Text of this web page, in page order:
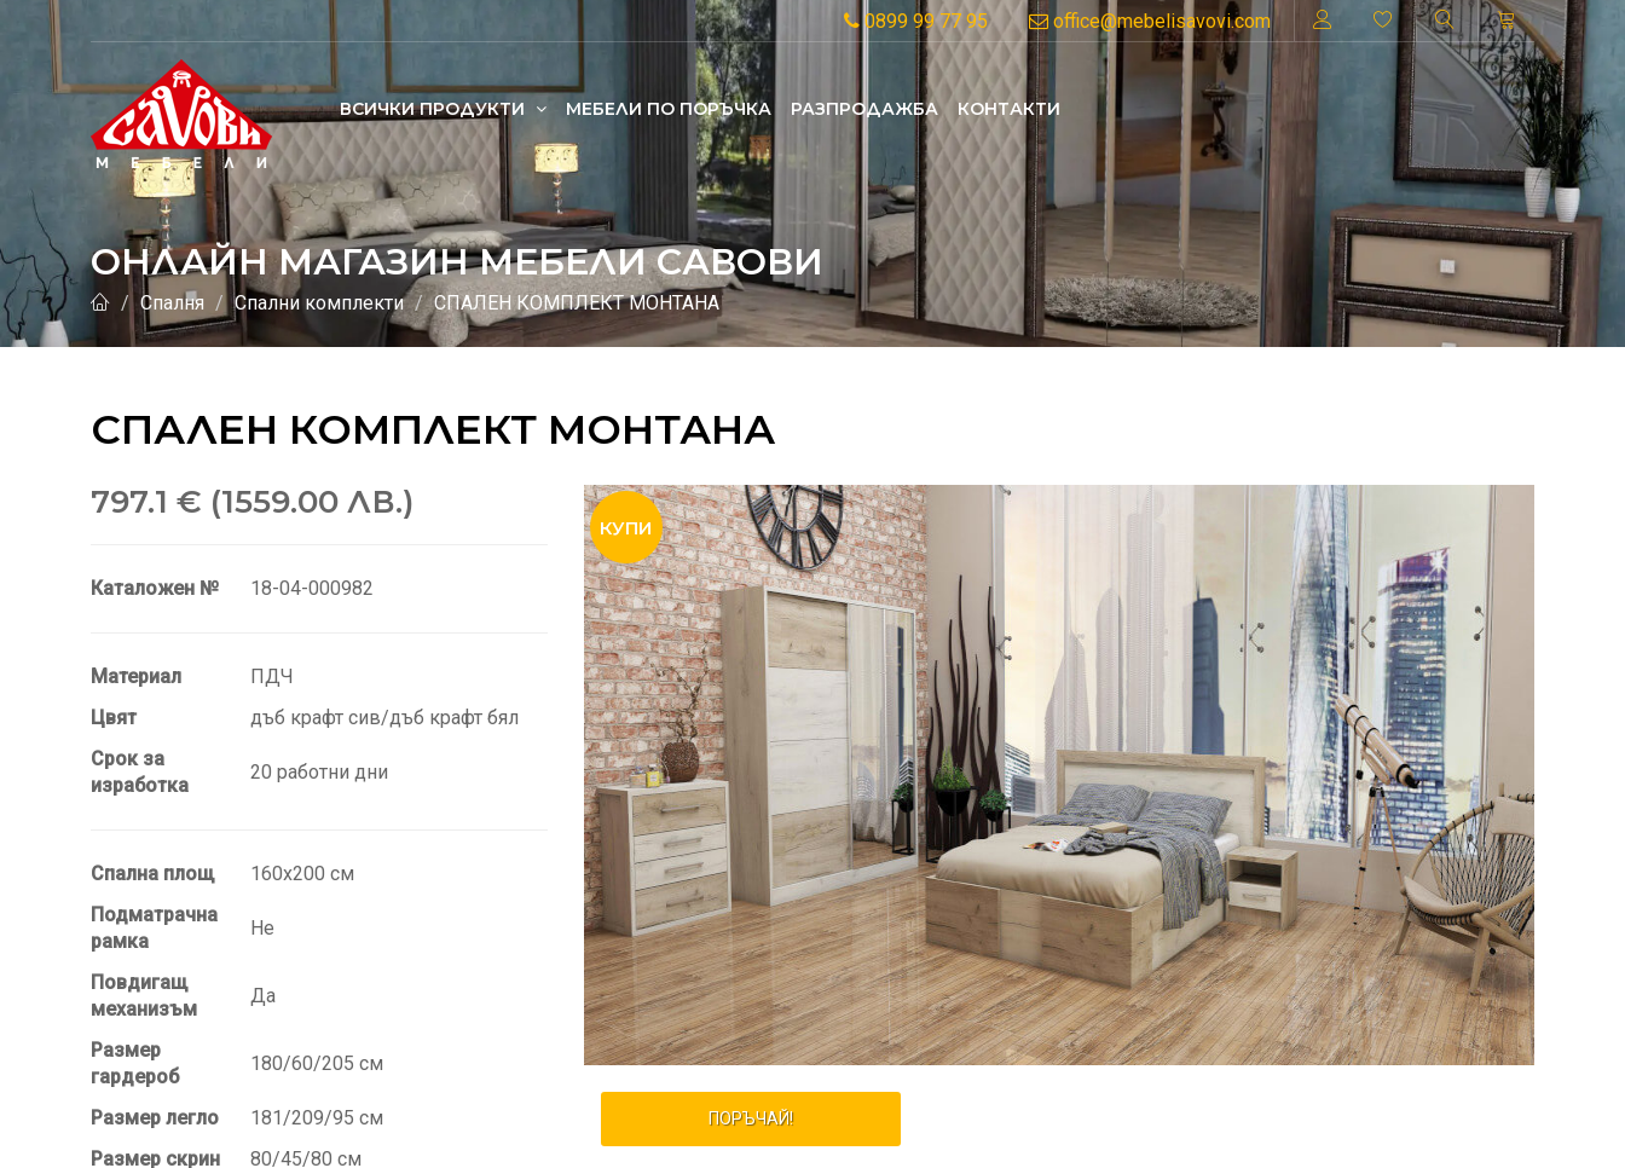
0899 99 77 95 office@mebelisavovi.com
ВСИЧКИ ПРОДУКТИ MЕБЕЛИ ПО ПОРЪЧКА РАЗПРОДАЖБА КОНТАКТИ
ОНЛАЙН МАГАЗИН МЕБЕЛИ САВОВИ
Спалня Спални комплекти СПАЛЕН КОМПЛЕКТ МОНТАНА
СПАЛЕН КОМПЛЕКТ МОНТАНА
797.1 € (1559.00 ЛВ.)
Каталожен № 18-04-000982
Материал
ПДЧ
Цвят
дъб крафт сив/дъб крафт бял
Срок за
изработка
20 работни дни
Спална площ
160х200 см
Подматрачна
рамка
Не
Повдигащ
механизъм
Да
Размер
гардероб
180/60/205 см
Размер легло
181/209/95 см
Размер скрин
80/45/80 см
ПОРЪЧАЙ!